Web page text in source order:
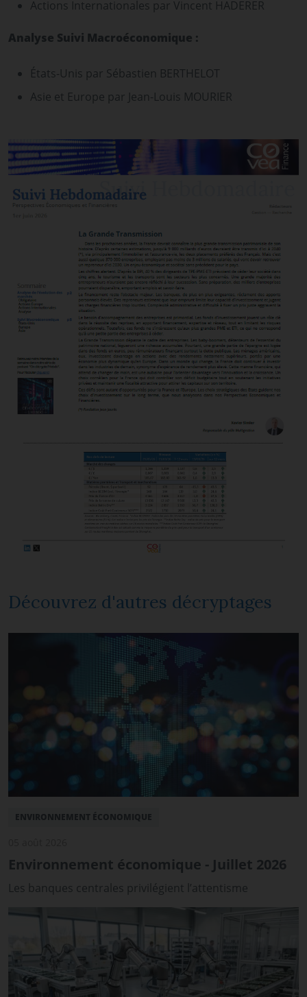
Actions Internationales par Vincent HADERER
Analyse Suivi Macroéconomique :
États-Unis par Sébastien BERTHELOT
Asie et Europe par Jean-Louis MOURIER
Découvrez d'autres décryptages
ENVIRONNEMENT ÉCONOMIQUE
Environnement économique - Juillet 2026
Les banques centrales privilégient l’attentisme